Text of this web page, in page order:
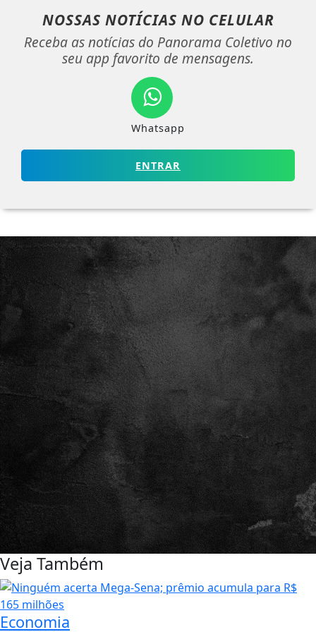
NOSSAS NOTÍCIAS NO CELULAR
Receba as notícias do Panorama Coletivo no
seu app favorito de mensagens.
Whatsapp
ENTRAR
Veja Também
Economia